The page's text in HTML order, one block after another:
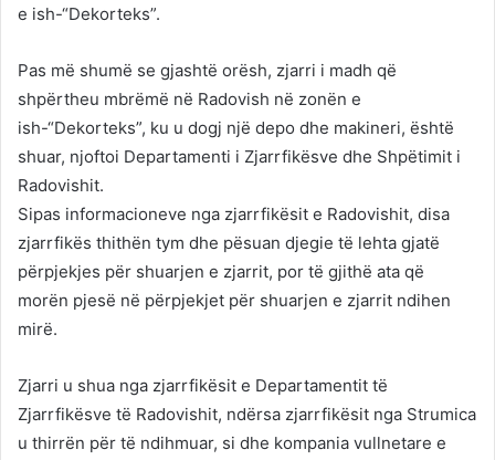
e ish-“Dekorteks”.
Pas më shumë se gjashtë orësh, zjarri i madh që
shpërtheu mbrëmë në Radovish në zonën e
ish-“Dekorteks”, ku u dogj një depo dhe makineri, është
shuar, njoftoi Departamenti i Zjarrfikësve dhe Shpëtimit i
Radovishit.
Sipas informacioneve nga zjarrfikësit e Radovishit, disa
zjarrfikës thithën tym dhe pësuan djegie të lehta gjatë
përpjekjes për shuarjen e zjarrit, por të gjithë ata që
morën pjesë në përpjekjet për shuarjen e zjarrit ndihen
mirë.
Zjarri u shua nga zjarrfikësit e Departamentit të
Zjarrfikësve të Radovishit, ndërsa zjarrfikësit nga Strumica
u thirrën për të ndihmuar, si dhe kompania vullnetare e